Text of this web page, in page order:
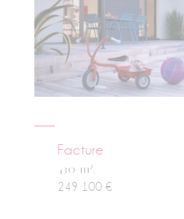
Facture
430 m 2.
249 100 €